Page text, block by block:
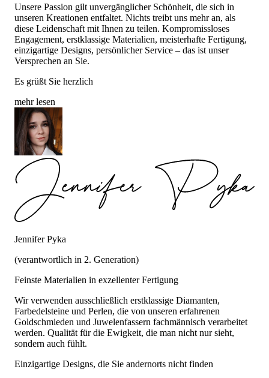
Unsere Passion gilt unvergänglicher Schönheit, die sich in
unseren Kreationen entfaltet. Nichts treibt uns mehr an, als
diese Leidenschaft mit Ihnen zu teilen. Kompromissloses
Engagement, erstklassige Materialien, meisterhafte Fertigung,
einzigartige Designs, persönlicher Service – das ist unser
Versprechen an Sie.
Es grüßt Sie herzlich
mehr lesen
Jennifer Pyka
(verantwortlich in 2. Generation)
Feinste Materialien in exzellenter Fertigung
Wir verwenden ausschließlich erstklassige Diamanten,
Farbedelsteine und Perlen, die von unseren erfahrenen
Goldschmieden und Juwelenfassern fachmännisch verarbeitet
werden. Qualität für die Ewigkeit, die man nicht nur sieht,
sondern auch fühlt.
Einzigartige Designs, die Sie andernorts nicht finden